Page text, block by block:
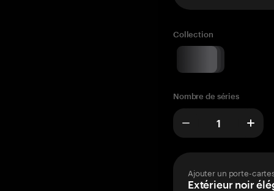
Collection
Nombre de séries
Ajouter un porte-
Extérieur noir